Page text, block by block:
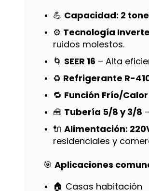
💪 Capacidad: 2
⚙️ Tecnología
ruidos molestos.
🌀 SEER 16 – Alta
♻️ Refrigerante R-
🔁 Función Frío/Calor
🧰 Tubería 5/8 y 3/8
🔌 Alimentación:
residenciales y
🎯 Aplicaciones
🏠 Casas habitación